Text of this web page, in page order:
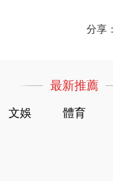
分享：
最新推薦
文娛 體育